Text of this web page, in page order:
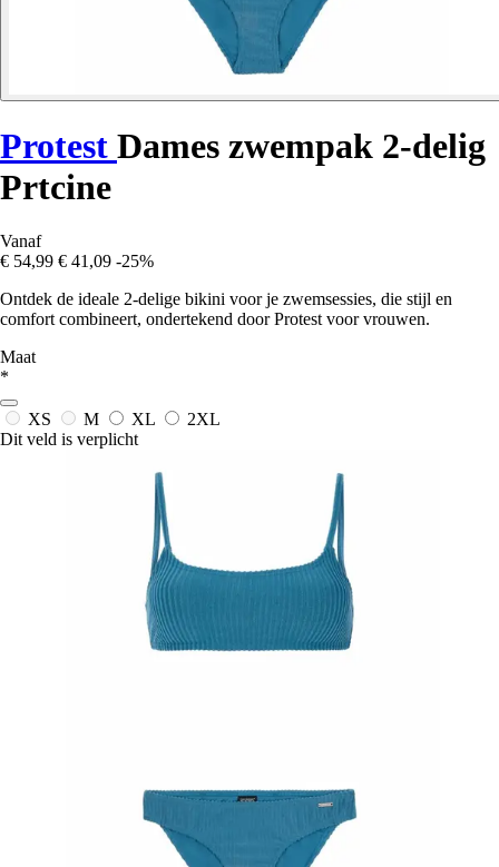
Protest Dames zwempak 2-delig
Prtcine
Vanaf
€ 54,99 € 41,09 -25%
Ontdek de ideale 2-delige bikini voor je zwemsessies, die stijl en
comfort combineert, ondertekend door Protest voor vrouwen.
Maat
*
XS M XL
2XL
Dit veld is verplicht